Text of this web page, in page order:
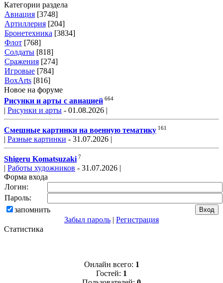
Категории раздела
Авиация [3748]
Артиллерия [204]
Бронетехника [3834]
Флот [768]
Солдаты [818]
Сражения [274]
Игровые [784]
BoxArts [816]
Новое на форуме
Рисунки и арты с авиацией 664
| Рисунки и арты - 01.08.2026 |
Смешные картинки на военную тематику 161
| Разные картинки - 31.07.2026 |
Shigeru Komatsuzaki 7
| Работы художников - 31.07.2026 |
Форма входа
Логин:
Пароль:
запомнить
Забыл пароль | Регистрация
Статистика
Онлайн всего: 1
Гостей: 1